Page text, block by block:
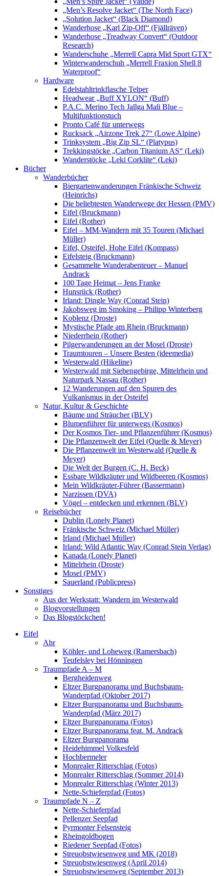
„Men’s Resolve Jacket“ (The North Face)
„Solution Jacket“ (Black Diamond)
Wanderhose „Karl Zip-Off“ (Fjällräven)
Wanderhose „Treadway Convert“ (Outdoor
Research)
Wanderschuhe „Merrell Capra Mid Sport GTX“
Winterwanderschuh „Merrell Fraxion Shell 8
Waterproof“
Hardware
Edelstahltrinkflasche Telper
Headwear „Buff XYLON“ (Buff)
P.A.C. Merino Tech Jallga Mali Blue –
Multifunktionstuch
Pronto Café für unterwegs
Rucksack „Airzone Trek 27“ (Lowe Alpine)
Trinksystem „Big Zip SL“ (Platypus)
Trekkingstöcke „Carbon Titanium AS“ (Leki)
Wanderstöcke „Leki Corklite“ (Leki)
Bücher
Wanderbücher
Biergartenwanderungen Fränkische Schweiz
(Heinrichs)
Die beliebtesten Wanderwege der Hessen (PMV)
Eifel (Bruckmann)
Eifel (Rother)
Eifel – MM-Wandern mit 35 Touren (Michael
Müller)
Eifel, Osteifel, Hohe Eifel (Kompass)
Eifelsteig (Bruckmann)
Gesammelte Wanderabenteuer – Manuel
Andrack
100 Tage Heimat – Jens Franke
Hunsrück (Rother)
Irland: Dingle Way (Conrad Stein)
Jakobsweg im Smoking – Philipp Winterberg
Koblenz (Droste)
Mystische Pfade am Rhein (Bruckmann)
Niederrhein (Rother)
Pilgerwanderungen an der Mosel (Droste)
Traumtouren – Unsere Besten (ideemedia)
Westerwald (Hikeline)
Westerwald mit Siebengebirge, Mittelrhein und
Naturpark Nassau (Rother)
12 Wanderungen auf den Spuren des
Vulkanismus in der Osteifel
Natur, Kultur & Geschichte
Bäume und Sträucher (BLV)
Blumenführer für unterwegs (Kosmos)
Der Kosmos Tier- und Pflanzenführer (Kosmos)
Die Pflanzenwelt der Eifel (Quelle & Meyer)
Die Pflanzenwelt im Westerwald (Quelle &
Meyer)
Die Welt der Burgen (C. H. Beck)
Essbare Wildkräuter und Wildbeeren (Kosmos)
Mein Wildkräuter-Führer (Bassermann)
Narzissen (DVA)
Vögel – entdecken und erkennen (BLV)
Reisebücher
Dublin (Lonely Planet)
Fränkische Schweiz (Michael Müller)
Irland (Michael Müller)
Irland: Wild Atlantic Way (Conrad Stein Verlag)
Kanada (Lonely Planet)
Mittelrhein (Droste)
Mosel (PMV)
Sauerland (Publicpress)
Sonstiges
Aus der Werkstatt: Wandern im Westerwald
Blogvorstellungen
Das Blogstöckchen!
Eifel
Ahr
Köhler- und Loheweg (Ramersbach)
Teufelsley bei Hönningen
Traumpfade A – M
Bergheidenweg
Eltzer Burgpanorama und Buchsbaum-
Wanderpfad (Oktober 2017)
Eltzer Burgpanorama und Buchsbaum-
Wanderpfad (März 2017)
Eltzer Burgpanorama (Fotos)
Eltzer Burgpanorama feat. M. Andrack
Eltzer Burgpanorama
Heidehimmel Volkesfeld
Hochbermeler
Monrealer Ritterschlag (Fotos)
Monrealer Ritterschlag (Sommer 2014)
Monrealer Ritterschlag (Winter 2013)
Nette-Schieferpfad (Fotos)
Traumpfade N – Z
Nette-Schieferpfad
Pellenzer Seepfad
Pyrmonter Felsensteig
Rheingoldbogen
Riedener Seepfad (Fotos)
Streuobstwiesenweg und MK (2018)
Streuobstwiesenweg (April 2014)
Streuobstwiesenweg (September 2013)